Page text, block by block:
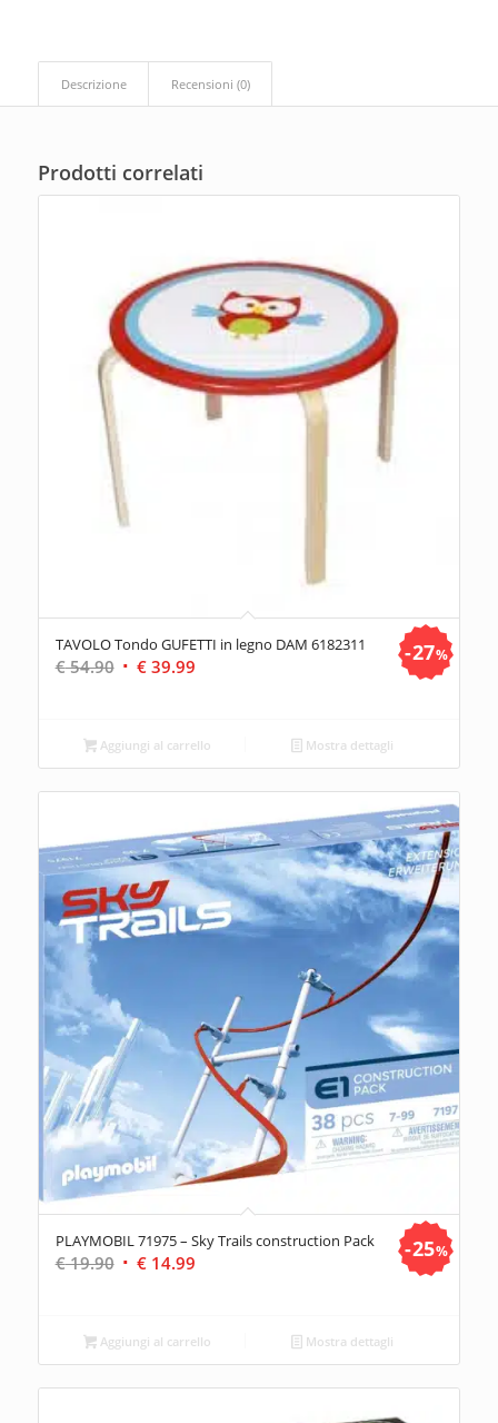
Descrizione Recensioni (0)
Prodotti correlati
TAVOLO Tondo GUFETTI in legno DAM 6182311
€54.90 Il
era:
€ 54.90.
€39.99Il
è:
€ 39.99.
27%
Aggiungi al carrello Mostra dettagli
PLAYMOBIL 71975 – Sky Trails construction Pack
€19.90 Il
era:
€ 19.90.
€14.99Il
è:
€ 14.99.
25%
Aggiungi al carrello Mostra dettagli